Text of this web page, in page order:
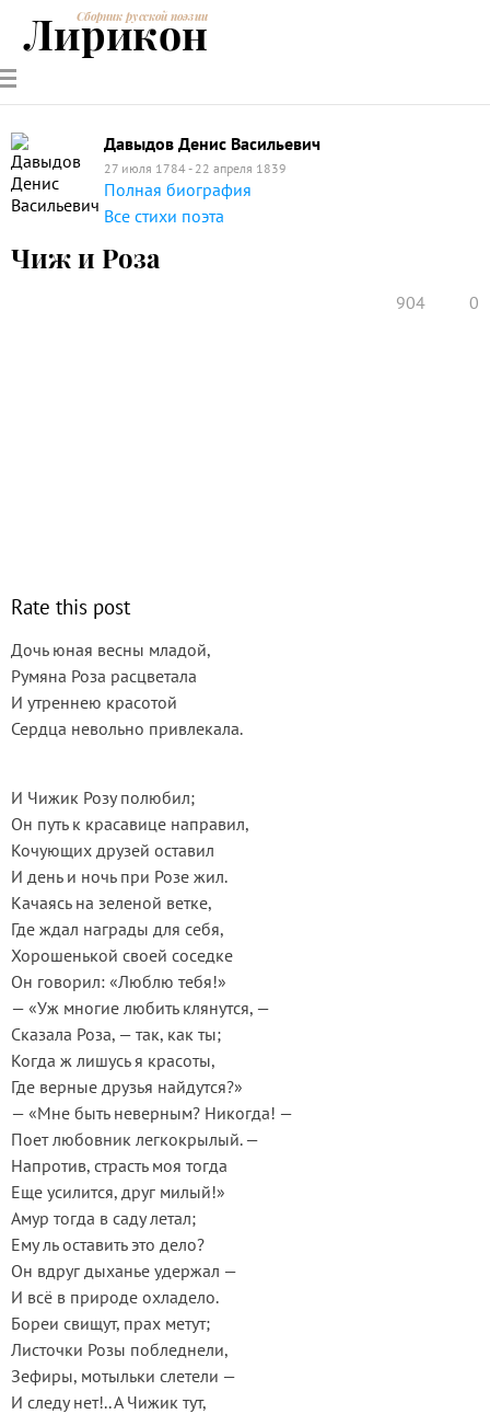
РУССКИЕ
ПОЭТЫ
СОВРЕМЕННИКИЭНЦИКЛОПЕДИЯ
ПОЭЗИИ
Сборник русской поэзии
Лирикон
Давыдов Денис Васильевич
27 июля 1784 - 22 апреля 1839
Полная биография
Все стихи поэта
Чиж и Роза
904 0
Rate this post
Дочь юная весны младой,
Румяна Роза расцветала
И утреннею красотой
Сердца невольно привлекала.
И Чижик Розу полюбил;
Он путь к красавице направил,
Кочующих друзей оставил
И день и ночь при Розе жил.
Качаясь на зеленой ветке,
Где ждал награды для себя,
Хорошенькой своей соседке
Он говорил: «Люблю тебя!»
— «Уж многие любить клянутся, —
Сказала Роза, — так, как ты;
Когда ж лишусь я красоты,
Где верные друзья найдутся?»
— «Мне быть неверным? Никогда! —
Поет любовник легкокрылый. —
Напротив, страсть моя тогда
Еще усилится, друг милый!»
Амур тогда в саду летал;
Ему ль оставить это дело?
Он вдруг дыханье удержал —
И всё в природе охладело.
Бореи свищут, прах метут;
Листочки Розы побледнели,
Зефиры, мотыльки слетели —
И следу нет!.. А Чижик тут,